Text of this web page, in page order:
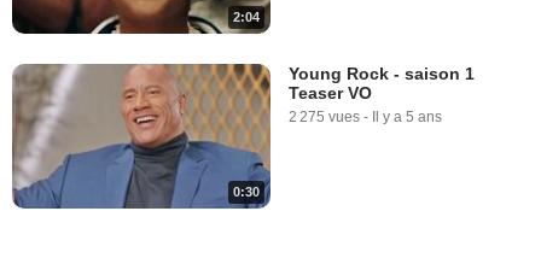
2:04
0:30
Young Rock - saison 1
Teaser VO
2 275 vues - Il y a 5 ans